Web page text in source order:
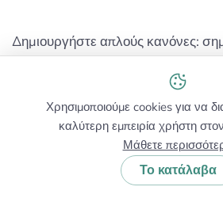
Δημιουργήστε απλούς κανόνες:
εφαρμογές βιντεοκλήσεων ή το
laptop ως Υψηλή, αφήστε τις
στο Κανονικό και ορίστε τις
αρχείων στο Χαμηλό. Το QoS δεν
εύρος ζώνης, αλλά διατηρεί
συνέδρια όταν το δίκτυο βρίσκεται
Χρησιμοποιούμε cookies για να
καλύτερη εμπειρία χρήστη
Μάθετε
Το κατάλαβα